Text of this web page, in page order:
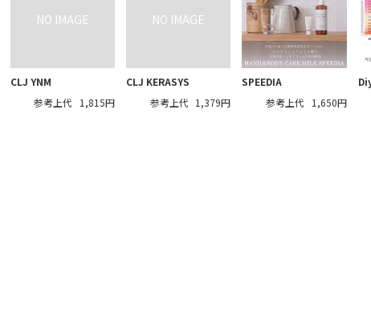
CLJ YNM
参考上代
1,815円
CLJ KERASYS
参考上代 1,379円
SPEEDIA
参考上代
1,650円